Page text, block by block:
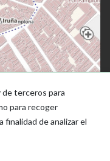
terceros para
para recoger
finalidad de analizar el